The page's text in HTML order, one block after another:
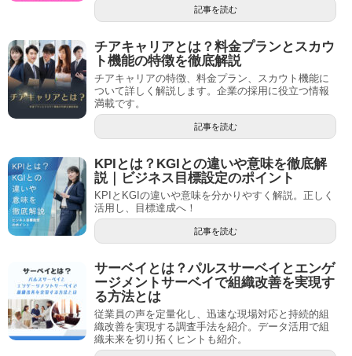
記事を読む
チアキャリアとは？料金プランとスカウ
ト機能の特徴を徹底解説
チアキャリアの特徴、料金プラン、スカウト機能に
ついて詳しく解説します。企業の採用に役立つ情報
満載です。
記事を読む
KPIとは？KGIとの違いや意味を徹底解
説｜ビジネス目標設定のポイント
KPIとKGIの違いや意味を分かりやすく解説。正しく
活用し、目標達成へ！
記事を読む
サーベイとは？パルスサーベイとエンゲ
ージメントサーベイで組織改善を実現す
る方法とは
従業員の声を定量化し、迅速な現場対応と持続的組
織改善を実現する調査手法を紹介。データ活用で組
織未来を切り拓くヒントも紹介。